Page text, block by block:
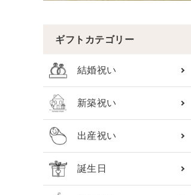
ギフトカテゴリー
結婚祝い
新築祝い
出産祝い
誕生日